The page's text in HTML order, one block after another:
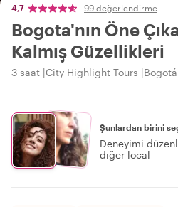
4,7 99 değerlendirme
Bogota'nın Öne
Kalmış Güzellikleri
3 saat City Highlight Tours Bogotá
Şunlardan birini
Deneyimi
diğer local